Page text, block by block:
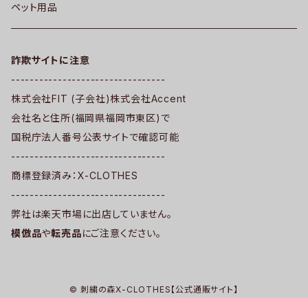
ペット用品
詐欺サイトに注意
---------------------------------
株式会社FIT (子会社)株式会社Accent
会社名と住所(福岡県福岡市東区)で
国税庁法人番号公表サイトで確認可能
---------------------------------
商標登録済み：X-CLOTHES
---------------------------------
弊社は楽天市場に出店していません。
模倣品や転売品にご注意ください。
© 刺繍の森X-CLOTHES【公式通販サイト】